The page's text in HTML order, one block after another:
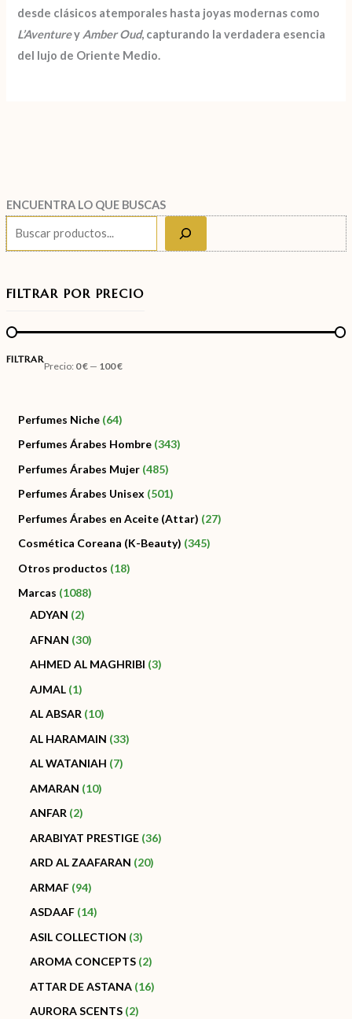
ENCUENTRA LO QUE BUSCAS
FILTRAR POR PRECIO
FILTRAR
Precio: 0 €— 100 €
Perfumes Niche 64
Perfumes Árabes Hombre 343
Perfumes Árabes Mujer 485
Perfumes Árabes Unisex 501
Perfumes Árabes en Aceite (Attar) 27
Cosmética Coreana (K-Beauty) 345
Otros productos 18
Marcas 1088
ADYAN 2
AFNAN 30
AHMED AL MAGHRIBI 3
AJMAL 1
AL ABSAR 10
AL HARAMAIN 33
AL WATANIAH 7
AMARAN 10
ANFAR 2
ARABIYAT PRESTIGE 36
ARD AL ZAAFARAN 20
ARMAF 94
ASDAAF 14
ASIL COLLECTION 3
AROMA CONCEPTS 2
ATTAR DE ASTANA 16
AURORA SCENTS 2
desde clásicos atemporales hasta joyas modernas como
L’Aventurey Amber Oud, capturando la verdadera esencia
del lujo de Oriente Medio.